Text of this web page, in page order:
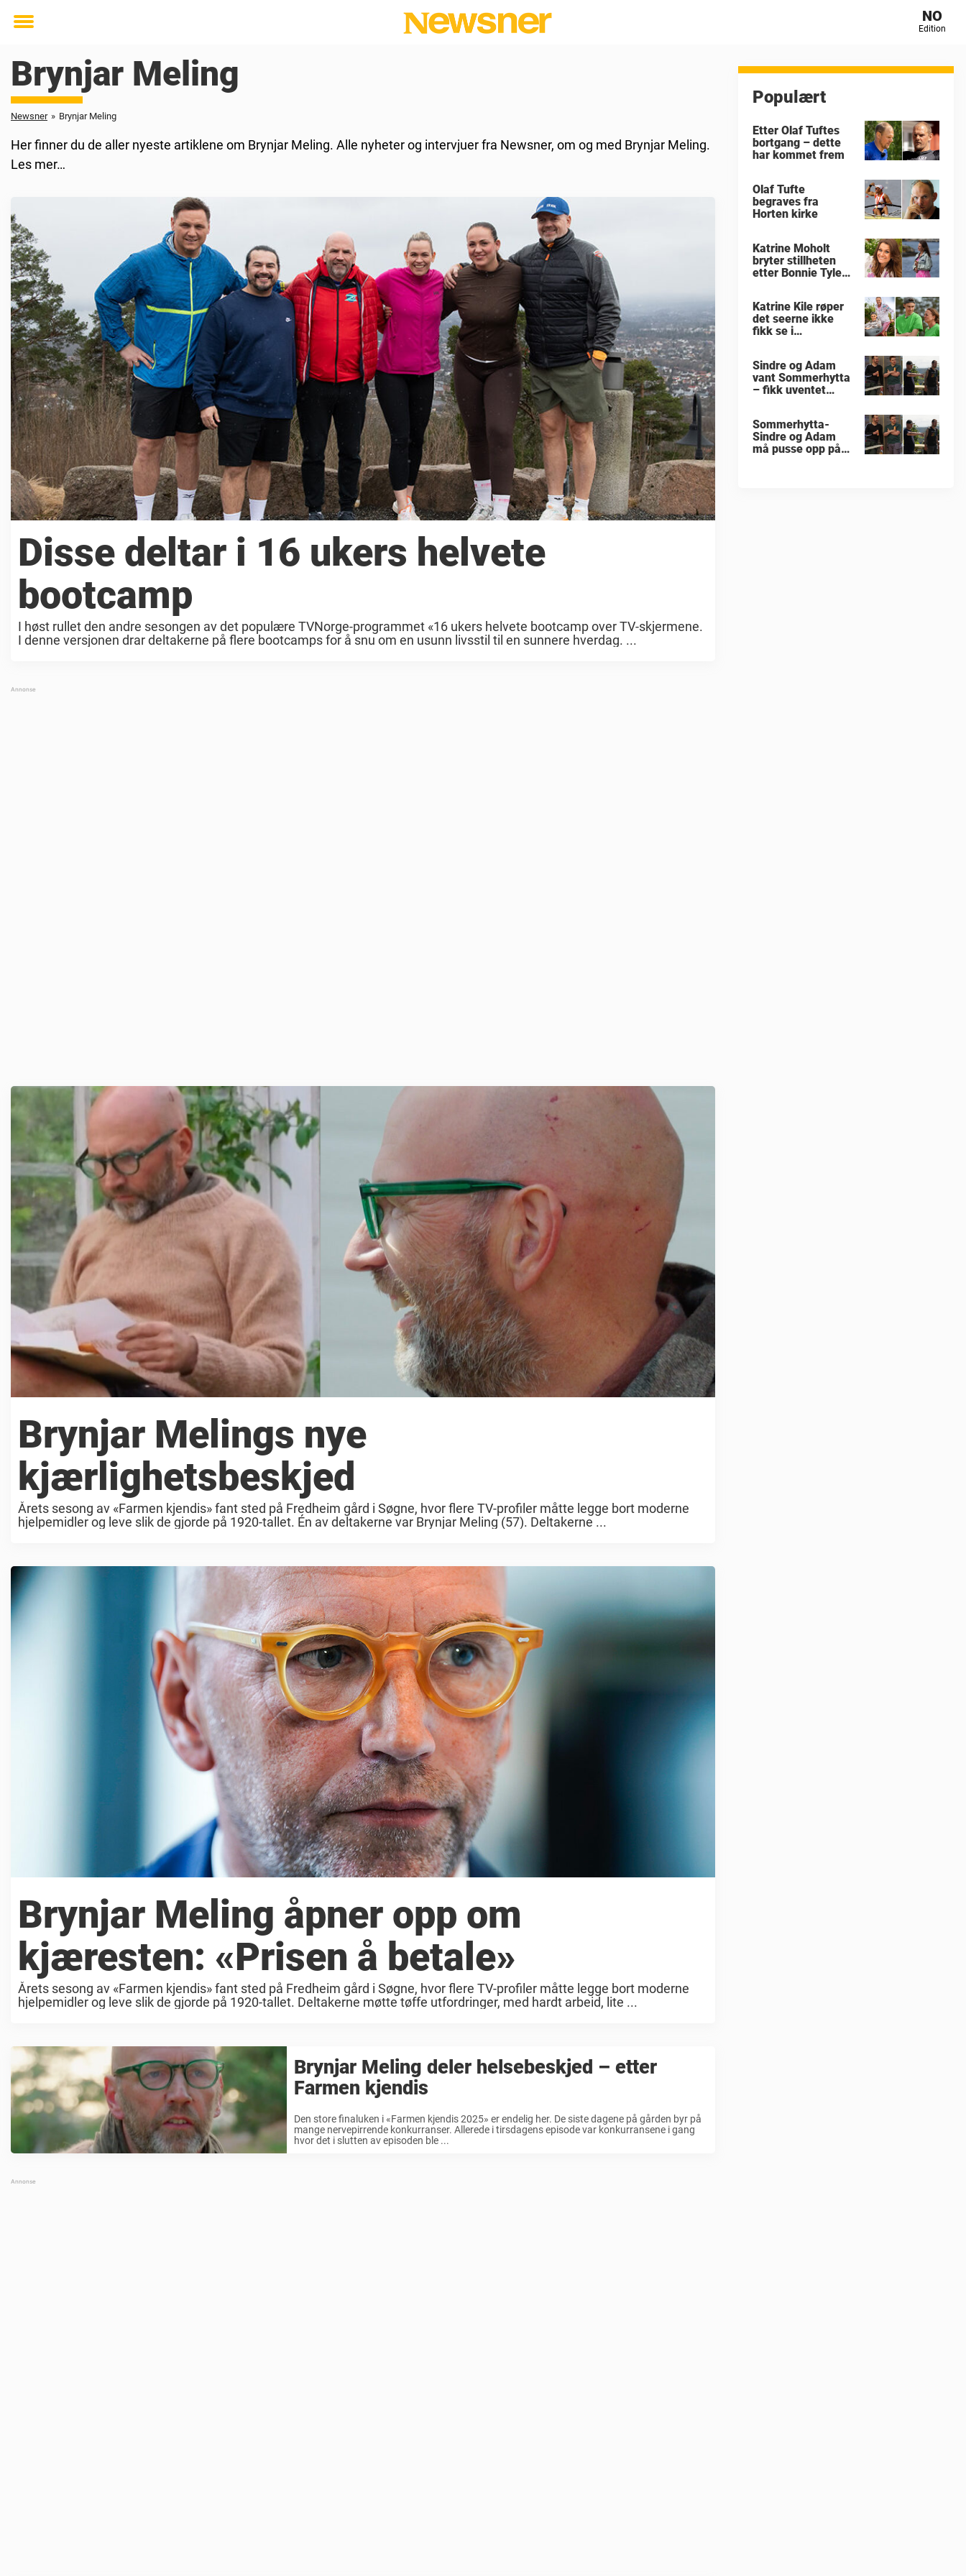
Toggle
NO
Edition
Brynjar Meling
Newsner » Brynjar Meling
Her finner du de aller nyeste artiklene om Brynjar Meling. Alle nyheter og intervjuer fra Newsner, om og med Brynjar Meling.
Les mer…
Disse deltar i 16 ukers helvete
bootcamp
I høst rullet den andre sesongen av det populære TVNorge-programmet «16 ukers helvete bootcamp over TV-skjermene.
I denne versjonen drar deltakerne på flere bootcamps for å snu om en usunn livsstil til en sunnere hverdag. ...
Brynjar Melings nye
kjærlighetsbeskjed
Årets sesong av «Farmen kjendis» fant sted på Fredheim gård i Søgne, hvor flere TV-profiler måtte legge bort moderne
hjelpemidler og leve slik de gjorde på 1920-tallet. Én av deltakerne var Brynjar Meling (57). Deltakerne ...
Brynjar Meling åpner opp om
kjæresten: «Prisen å betale»
Årets sesong av «Farmen kjendis» fant sted på Fredheim gård i Søgne, hvor flere TV-profiler måtte legge bort moderne
hjelpemidler og leve slik de gjorde på 1920-tallet. Deltakerne møtte tøffe utfordringer, med hardt arbeid, lite ...
Brynjar Meling deler helsebeskjed – etter
Farmen kjendis
Den store finaluken i «Farmen kjendis 2025» er endelig her. De siste dagene på gården byr på
mange nervepirrende konkurranser. Allerede i tirsdagens episode var konkurransene i gang
hvor det i slutten av episoden ble ...
Populært
Etter Olaf Tuftes
bortgang – dette
har kommet frem
Olaf Tufte
begraves fra
Horten kirke
Katrine Moholt
bryter stillheten
etter Bonnie Tylers
Katrine Kile røper
det seerne ikke
fikk se i
Sindre og Adam
vant Sommerhytta
– fikk uventet
Sommerhytta-
Sindre og Adam
må pusse opp på